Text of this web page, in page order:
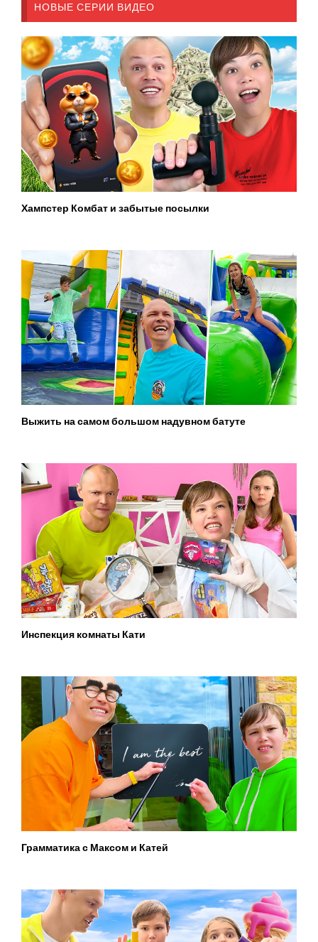
НОВЫЕ СЕРИИ ВИДЕО
Хампстер Комбат и забытые посылки
Выжить на самом большом надувном батуте
Инспекция комнаты Кати
Грамматика с Максом и Катей